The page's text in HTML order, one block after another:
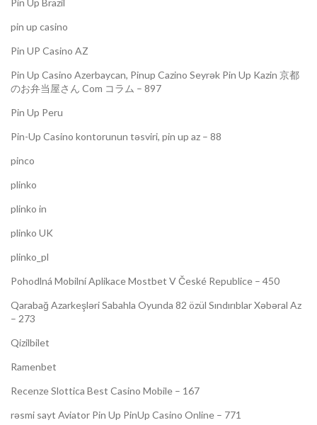
pin up casino
Pin UP Casino AZ
Pin Up Casino Azerbaycan, Pinup Cazino Seyrək Pin Up Kazin 京都
のお弁当屋さん Com コラム – 897
Pin Up Peru
Pin-Up Casino kontorunun təsviri, pin up az – 88
pinco
plinko
plinko in
plinko UK
plinko_pl
Pohodlná Mobilní Aplikace Mostbet V České Republice – 450
Qarabağ Azarkeşləri Sabahla Oyunda 82 özül Sındırıblar Xəbəral Az
– 273
Qizilbilet
Ramenbet
Recenze Slottica Best Casino Mobile – 167
rəsmi sayt Aviator Pin Up PinUp Casino Online – 771